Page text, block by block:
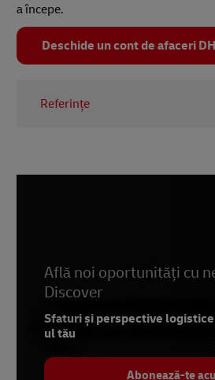
a începe.
Deschide un cont de afaceri
Referințe
Află noi oportunități cu
Discover
Sfaturi și perspective
ul tău
Abonează-te